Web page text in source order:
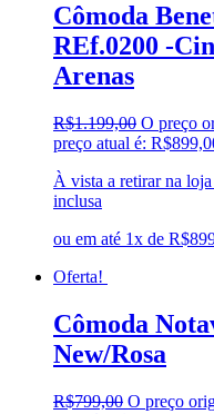
Cômoda
REf.0200 -
Arenas
R$1.199,00 O preço
preço atual é:
À vista a retirar na
inclusa
ou em até 1x de
Oferta!
Cômoda
New/Rosa
R$799,00 O preço